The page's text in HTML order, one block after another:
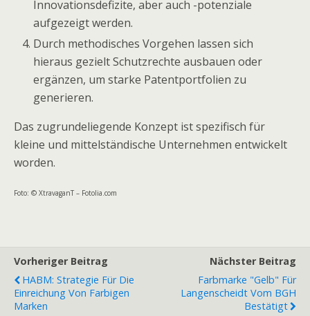
Innovationsdefizite, aber auch -potenziale
aufgezeigt werden.
Durch methodisches Vorgehen lassen sich
hieraus gezielt Schutzrechte ausbauen oder
ergänzen, um starke Patentportfolien zu
generieren.
Das zugrundeliegende Konzept ist spezifisch für
kleine und mittelständische Unternehmen entwickelt
worden.
Foto: © XtravaganT – Fotolia.com
Vorheriger Beitrag
HABM: Strategie Für Die
Einreichung Von Farbigen
Marken
Nächster Beitrag
Farbmarke "gelb" Für
Langenscheidt Vom BGH
Bestätigt